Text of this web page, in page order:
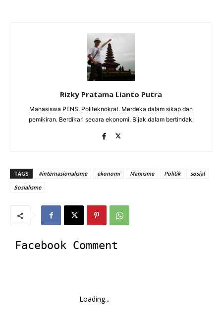
Rizky Pratama Lianto Putra
Mahasiswa PENS. Politeknokrat. Merdeka dalam sikap dan
pemikiran. Berdikari secara ekonomi. Bijak dalam bertindak.
TAGS #internasionalisme ekonomi Marxisme Politik
sosial
Sosialisme
Facebook Comment
Loading...